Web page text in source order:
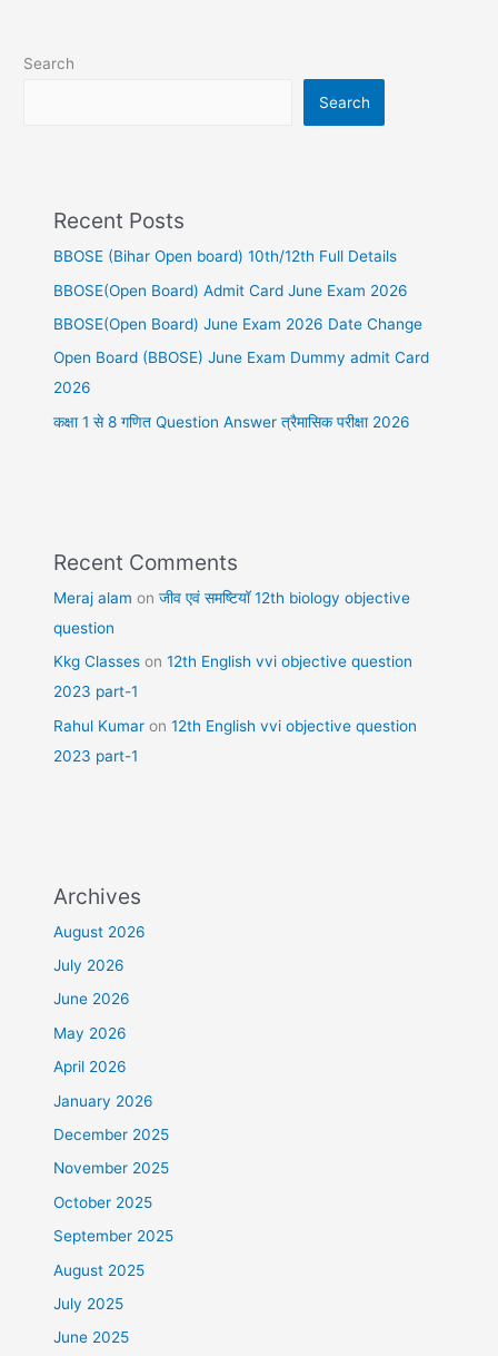
Search
Search
Recent Posts
BBOSE (Bihar Open board) 10th/12th Full Details
BBOSE(Open Board) Admit Card June Exam 2026
BBOSE(Open Board) June Exam 2026 Date Change
Open Board (BBOSE) June Exam Dummy admit Card
2026
कक्षा 1 से 8 गणित Question Answer त्रैमासिक परीक्षा 2026
Recent Comments
Meraj alam onजीव एवं समष्टियॉ 12th biology objective
question
Kkg Classes on12th English vvi objective question
2023 part-1
Rahul Kumar on12th English vvi objective question
2023 part-1
Archives
August 2026
July 2026
June 2026
May 2026
April 2026
January 2026
December 2025
November 2025
October 2025
September 2025
August 2025
July 2025
June 2025